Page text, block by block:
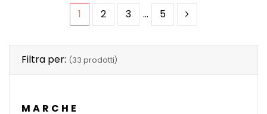
1 2 3 … 5
Filtra per: (33 prodotti)
MARCHE